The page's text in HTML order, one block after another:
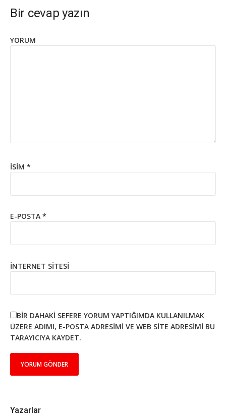
Bir cevap yazın
YORUM
İSIM *
E-POSTA *
İNTERNET SITESI
BIR DAHAKI SEFERE YORUM YAPTIĞIMDA KULLANILMAK
ÜZERE ADIMI, E-POSTA ADRESIMI VE WEB SITE ADRESIMI BU
TARAYICIYA KAYDET.
Yazarlar